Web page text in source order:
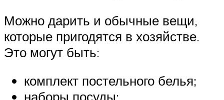
Можно дарить и обычные вещи,
которые пригодятся в хозяйстве.
Это могут быть:
комплект постельного белья;
наборы посуды;